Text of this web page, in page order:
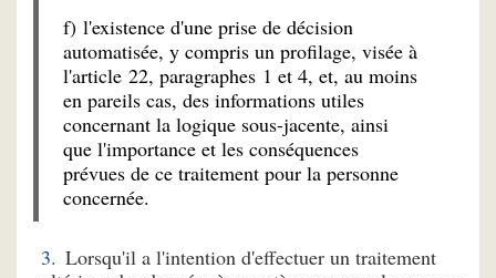
f) l'existence d'une prise de décision
automatisée, y compris un profilage, visée à
l'article 22, paragraphes 1 et 4, et, au moins
en pareils cas, des informations utiles
concernant la logique sous-jacente, ainsi
que l'importance et les conséquences
prévues de ce traitement pour la personne
concernée.
Lorsqu'il a l'intention d'effectuer un traitement